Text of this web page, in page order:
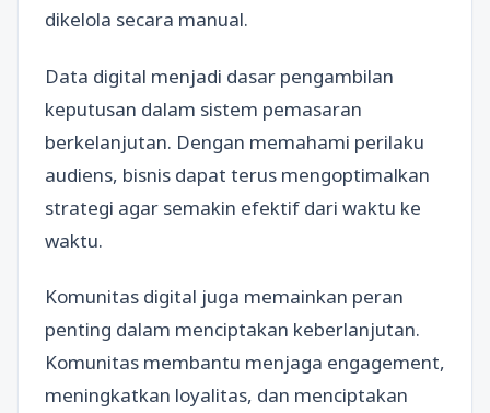
dikelola secara manual.
Data digital menjadi dasar pengambilan
keputusan dalam sistem pemasaran
berkelanjutan. Dengan memahami perilaku
audiens, bisnis dapat terus mengoptimalkan
strategi agar semakin efektif dari waktu ke
waktu.
Komunitas digital juga memainkan peran
penting dalam menciptakan keberlanjutan.
Komunitas membantu menjaga engagement,
meningkatkan loyalitas, dan menciptakan